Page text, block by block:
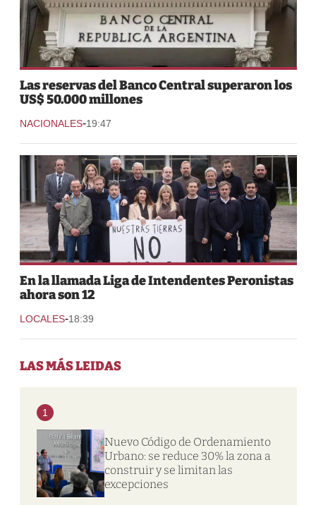
Las reservas del Banco Central superaron los
US$ 50.000 millones
NACIONALES-19:47
En la llamada Liga de Intendentes Peronistas
ahora son 12
LOCALES-18:39
LAS MÁS LEIDAS
1
Nuevo Código de Ordenamiento
Urbano: se reduce 30% la zona a
construir y se limitan las
excepciones